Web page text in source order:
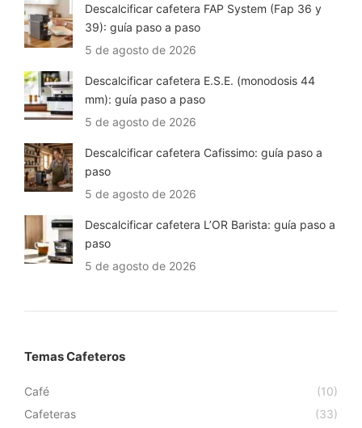
Descalcificar cafetera FAP System (Fap 36 y
39): guía paso a paso
5 de agosto de 2026
Descalcificar cafetera E.S.E. (monodosis 44
mm): guía paso a paso
5 de agosto de 2026
Descalcificar cafetera Cafissimo: guía paso a
paso
5 de agosto de 2026
Descalcificar cafetera L’OR Barista: guía paso a
paso
5 de agosto de 2026
Temas Cafeteros
Café
(10)
Cafeteras
(33)